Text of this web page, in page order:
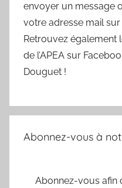
envoyer un message
votre adresse mail
Retrouvez également
de l’APEA sur
Douguet !
Abonnez-vous à
Abonnez-vous afin